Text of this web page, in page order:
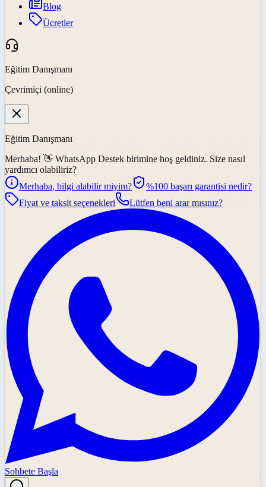
Blog
Ücretler
Eğitim Danışmanı
Çevrimiçi (online)
Eğitim Danışmanı
Merhaba! 👋 WhatsApp Destek birimine hoş geldiniz. Size nasıl
yardımcı olabiliriz?
Merhaba, bilgi alabilir miyim?
%100 başarı garantisi nedir?
Fiyat ve taksit seçenekleri
Lütfen beni arar mısınız?
Sohbete Başla